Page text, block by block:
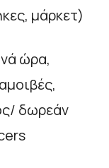
μάρκετ)
ώρα,
δωρεάν